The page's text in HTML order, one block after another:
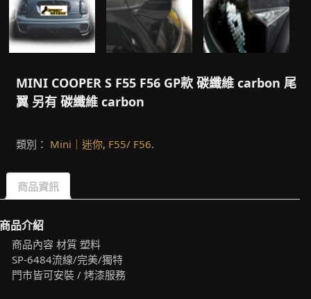
MINI COOPER S F55 F56 GP款 碳纖維 carbon 尾
翼 另有 碳纖維 carbon
類別： Mini｜迷你, F55/ F56.
商品資訊
品介紹
商品內容 材質 塑料
SP-6484流線/完美/獨特
門市皆可安裝 / 烤漆服務